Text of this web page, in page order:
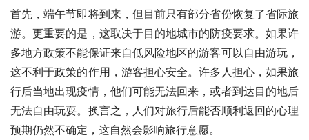
首先，端午节即将到来，但目前只有部分省份恢复了省际旅
游。更重要的是，这取决于目的地城市的防疫要求。如果许
多地方政策不能保证来自低风险地区的游客可以自由游玩，
这不利于政策的作用，游客担心安全。许多人担心，如果旅
行后当地出现疫情，他们可能无法回来，或者到达目的地后
无法自由玩耍。换言之，人们对旅行后能否顺利返回的心理
预期仍然不确定，这自然会影响旅行意愿。